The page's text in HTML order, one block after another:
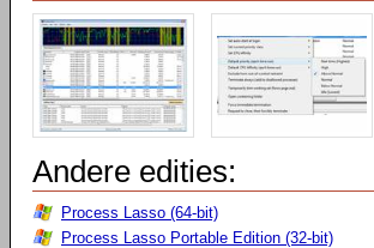
Andere edities:
Process Lasso (64-bit)
Process Lasso Portable Edition (32-bit)